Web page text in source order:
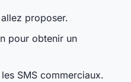
proposer.
pour obtenir un
SMS commerciaux.